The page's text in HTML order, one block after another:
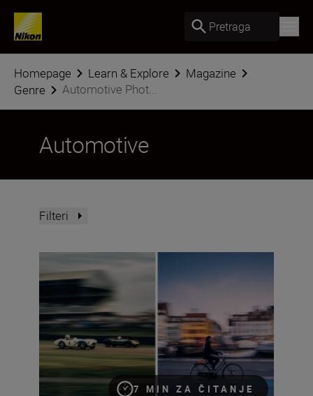
Pretraga
Homepage Learn & Explore
Magazine
Genre
Automotive Phot...
Automotive
Filteri
7 MIN ZA ČITANJE
Panning photography – an advanced masterclass